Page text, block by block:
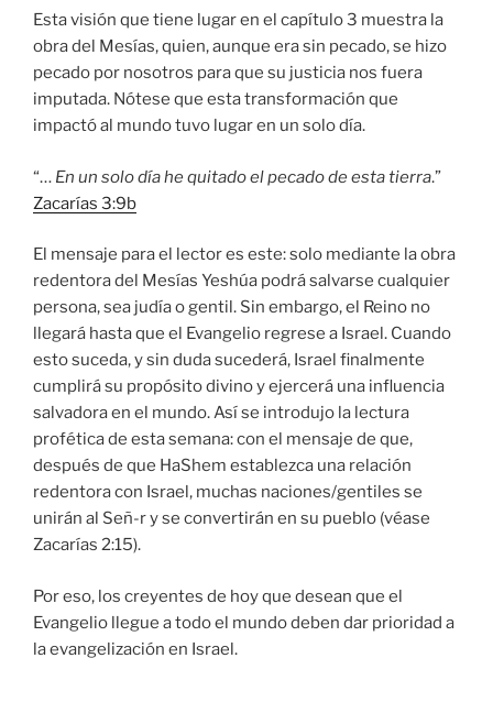
Esta visión que tiene lugar en el capítulo 3 muestra la
obra del Mesías, quien, aunque era sin pecado, se hizo
pecado por nosotros para que su justicia nos fuera
imputada. Nótese que esta transformación que
impactó al mundo tuvo lugar en un solo día.
“… En un solo día he quitado el pecado de esta tierra.”
Zacarías 3:9b
El mensaje para el lector es este: solo mediante la obra
redentora del Mesías Yeshúa podrá salvarse cualquier
persona, sea judía o gentil. Sin embargo, el Reino no
llegará hasta que el Evangelio regrese a Israel. Cuando
esto suceda, y sin duda sucederá, Israel finalmente
cumplirá su propósito divino y ejercerá una influencia
salvadora en el mundo. Así se introdujo la lectura
profética de esta semana: con el mensaje de que,
después de que HaShem establezca una relación
redentora con Israel, muchas naciones/gentiles se
unirán al Señ-r y se convertirán en su pueblo (véase
Zacarías 2:15).
Por eso, los creyentes de hoy que desean que el
Evangelio llegue a todo el mundo deben dar prioridad a
la evangelización en Israel.